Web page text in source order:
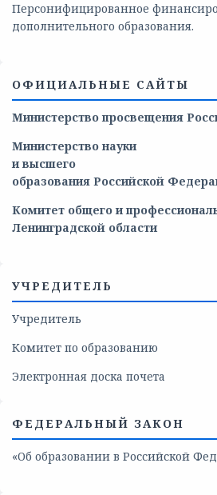
Персонифицированное
дополнительного образования.
ОФИЦИАЛЬНЫЕ САЙТЫ
Министерство просвещения
Министерство науки
и высшего
образования Российской
Комитет общего и
Ленинградской области
УЧРЕДИТЕЛЬ
Учредитель
Комитет по образованию
Электронная доска почета
ФЕДЕРАЛЬНЫЙ ЗАКОН
«Об образовании в Российской